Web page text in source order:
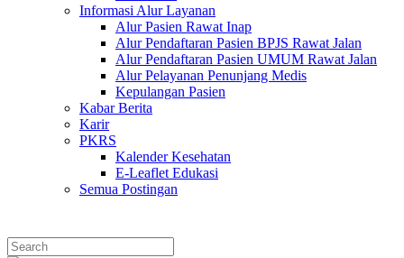
Informasi Alur Layanan
Alur Pasien Rawat Inap
Alur Pendaftaran Pasien BPJS Rawat Jalan
Alur Pendaftaran Pasien UMUM Rawat Jalan
Alur Pelayanan Penunjang Medis
Kepulangan Pasien
Kabar Berita
Karir
PKRS
Kalender Kesehatan
E-Leaflet Edukasi
Semua Postingan